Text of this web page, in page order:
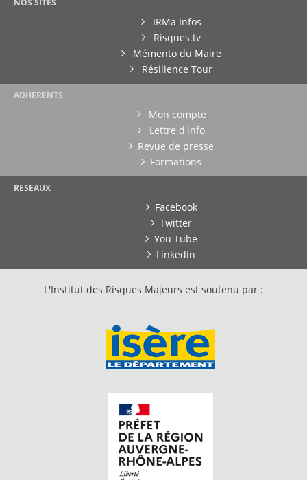
NOS SITES
IRMa Infos
Risques.tv
Mémento du Maire
Résilience Tour
ADHERENTS
Mon compte
Lettre d'info
Revue de presse
Formations
RESEAUX
Facebook
Twitter
You Tube
Linkedin
L'Institut des Risques Majeurs est soutenu par :